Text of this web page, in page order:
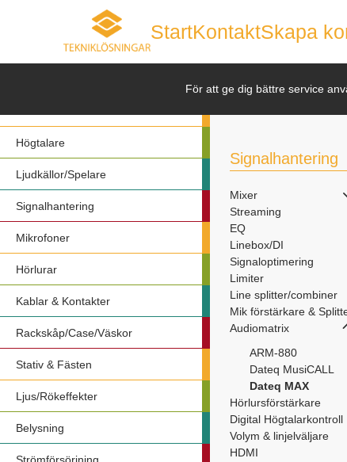
För att ge dig bättre service
Högtalare
Ljudkällor/Spelare
Signalhantering
Mikrofoner
Hörlurar
Kablar & Kontakter
Rackskåp/Case/Väskor
Stativ & Fästen
Ljus/Rökeffekter
Belysning
Signalhantering
Mixer
Streaming
EQ
Linebox/DI
Signaloptimering
Limiter
Line splitter/combiner
Mik förstärkare &
Audiomatrix
ARM-880
Dateq MusiCALL
Dateq MAX
Hörlursförstärkare
Digital Högtalarkontroll
Volym & linjelväljare
HDMI
StartKontaktSkapa